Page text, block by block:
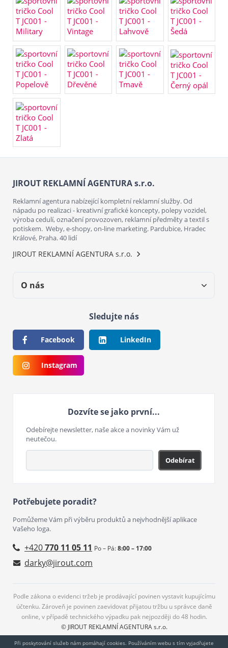
JIROUT REKLAMNÍ AGENTURA s.r.o.
Reklamní agentura nabízející kompletní reklamní služby. Od
nápadu po realizaci - kreativní grafické koncepty, polepy vozidel,
výroba cedulí, označení provozoven, reklamní předměty a textil s
potiskem. Weby, e-shopy, on-line marketing. Pardubice, Hradec
Králové, Praha. 40 lidí
JIROUT REKLAMNÍ AGENTURA s.r.o.
O nás
Sledujte nás
Facebook LinkedIn
Instagram
Dozvíte se jako první...
Odebírejte newsletter, naše akce a novinky Vám už
neutečou.
Odebírat
Potřebujete poradit?
Pomůžeme Vám při výběru produktů a nejvhodnější aplikace
Vašeho loga.
+420770 11 05 11 Po – Pá:8:00 – 17:00
darky@jirout.com
Podle zákona o evidenci tržeb je prodávající povinen vystavit kupujícímu
účtenku. Zároveň je povinen zaevidovat přijatou tržbu u správce daně
online, v případě technického výpadku pak nejpozději do 48 hodin.
© JIROUT REKLAMNÍ AGENTURA s.r.o.
Při poskytování služeb nám pomáhají cookies. Používáním webu s tím vyjadřujete